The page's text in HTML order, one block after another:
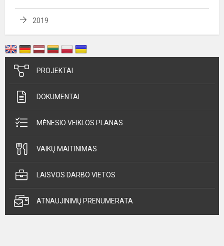
2019
PROJEKTAI
DOKUMENTAI
MĖNESIO VEIKLOS PLANAS
VAIKŲ MAITINIMAS
LAISVOS DARBO VIETOS
ATNAUJINIMŲ PRENUMERATA